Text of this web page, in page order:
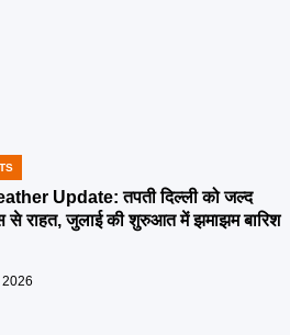
Update: तपती दिल्ली को जल्द
से राहत, जुलाई की शुरुआत में झमाझम बारिश